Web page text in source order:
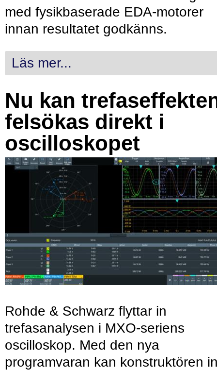
med fysikbaserade EDA-motorer
innan resultatet godkänns.
Läs mer...
Nu kan
felsökas direkt i
oscilloskopet
Rohde & Schwarz flyttar in
trefasanalysen i MXO-seriens
oscilloskop. Med den nya
programvaran kan konstruktören